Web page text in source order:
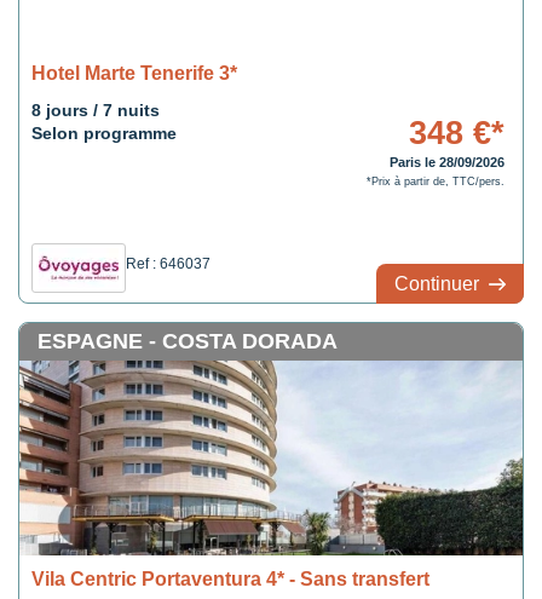
Hotel Marte Tenerife 3*
8 jours / 7 nuits
Selon programme
Ref : 646037
348 €*
Paris le 28/09/2026
*Prix à partir de, TTC/pers.
Continuer
ESPAGNE - COSTA DORADA
Vila Centric Portaventura 4* - Sans transfert